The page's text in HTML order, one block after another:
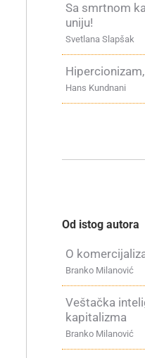
Sa smrtnom
uniju!
Svetlana Slapšak
Hans Kundnani
Od istog autora
O
Branko Milanović
Veštačka
kapitalizma
Branko Milanović